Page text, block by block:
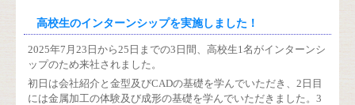
高校生のインターンシップを実施しました！
2025年7月23日から25日までの3日間、高校生1名がインターンシ
ップのため来社されました。
初日は会社紹介と金型及びCADの基礎を学んでいただき、2日目
には金属加工の体験及び成形の基礎を学んでいただきました。3